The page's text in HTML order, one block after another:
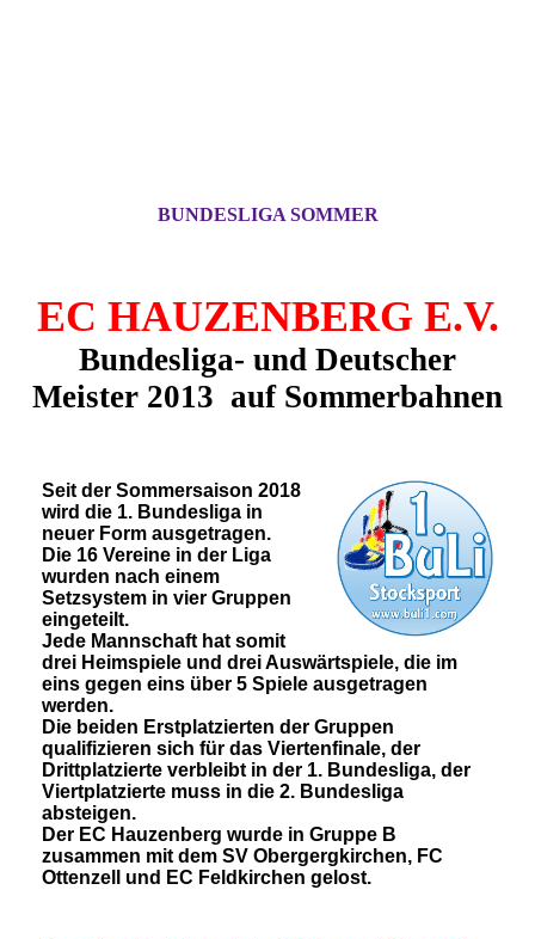
BUNDESLIGA SOMMER
EC HAUZENBERG E.V.
Bundesliga- und Deutscher
Meister 2013 auf Sommerbahnen
Seit der Sommersaison 2018
wird die 1. Bundesliga in
neuer Form ausgetragen.
Die 16 Vereine in der Liga
wurden nach einem
Setzsystem in vier Gruppen
eingeteilt.
Jede Mannschaft hat somit
drei Heimspiele und drei Auswärtspiele, die im
eins gegen eins über 5 Spiele ausgetragen
werden.
Die beiden Erstplatzierten der Gruppen
qualifizieren sich für das Viertenfinale, der
Drittplatzierte verbleibt in der 1. Bundesliga, der
Viertplatzierte muss in die 2. Bundesliga
absteigen.
Der EC Hauzenberg wurde in Gruppe B
zusammen mit dem SV Obergergkirchen, FC
Ottenzell und EC Feldkirchen gelost.